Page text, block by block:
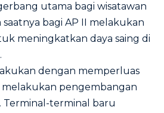
utama bagi wisatawan
saatnya bagi AP II melakukan
meningkatkan daya saing di
dengan memperluas
melakukan pengembangan
Terminal-terminal baru